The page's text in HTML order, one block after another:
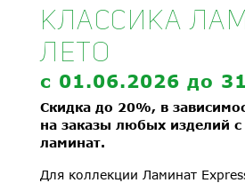
КЛАССИКА
ЛЕТО
c 01.06.2026 до 31
Скидка до 20%, в
на заказы любых изделий
ламинат.
Для коллекции Ламинат